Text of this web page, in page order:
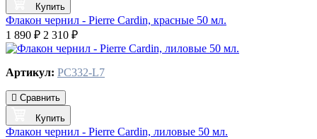
Купить
Флакон чернил - Pierre Cardin, красные 50 мл.
1 890 ₽ 2 310 ₽
Артикул: PC332-L7
Сравнить
Купить
Флакон чернил - Pierre Cardin, лиловые 50 мл.